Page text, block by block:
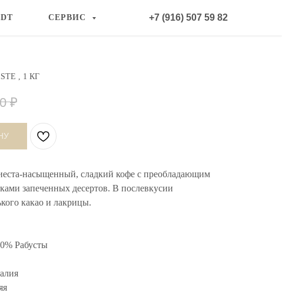
СЕРВИС +7 (916) 507 59 82
, 1 КГ
₽
насыщенный, сладкий кофе с преобладающим
запеченных десертов. В послевкусии
какао и лакрицы.
Рабусты​